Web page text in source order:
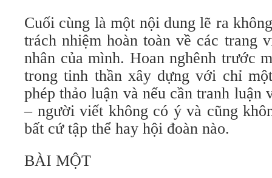
Cuối cùng là một nội dung lẽ ra
trách nhiệm hoàn toàn về các trang
nhân của mình. Hoan nghênh trước
trong tinh thần xây dựng với chỉ
phép thảo luận và nếu cần tranh luận
– người viết không có ý và cũng
bất cứ tập thể hay hội đoàn nào.
BÀI MỘT